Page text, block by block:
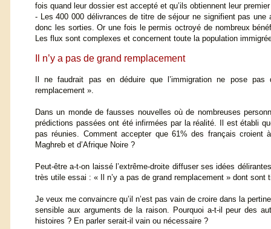
fois quand leur dossier est accepté et qu’ils obtiennent leur
- Les 400 000 délivrances de titre de séjour ne signifient pas
donc les sorties. Or une fois le permis octroyé de nombreux
Les flux sont complexes et concernent toute la population
Il n’y a pas de grand remplacement
Il ne faudrait pas en déduire que l’immigration ne pose
remplacement ».
Dans un monde de fausses nouvelles où de nombreuses
prédictions passées ont été infirmées par la réalité. Il est établi
pas réunies. Comment accepter que 61% des français croient
Maghreb et d’Afrique Noire ?
Peut-être a-t-on laissé l’extrême-droite diffuser ses idées
très utile essai : « Il n’y a pas de grand remplacement » dont sont
Je veux me convaincre qu’il n’est pas vain de croire dans la
sensible aux arguments de la raison. Pourquoi a-t-il peur des
histoires ? En parler serait-il vain ou nécessaire ?